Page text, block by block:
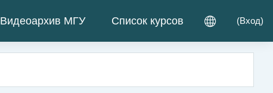
Видеоархив МГУ Список курсов (Вход)